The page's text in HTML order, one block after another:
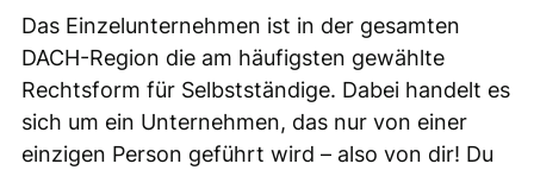
Das Einzelunternehmen ist in der gesamten
DACH-Region die am häufigsten gewählte
Rechtsform für Selbstständige. Dabei handelt es
sich um ein Unternehmen, das nur von einer
einzigen Person geführt wird – also von dir! Du